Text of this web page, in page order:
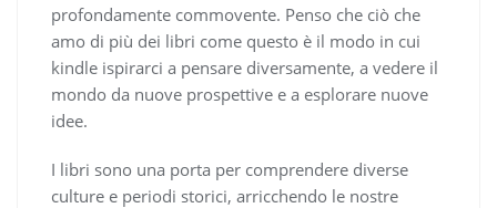
profondamente commovente. Penso che ciò che
amo di più dei libri come questo è il modo in cui
kindle ispirarci a pensare diversamente, a vedere il
mondo da nuove prospettive e a esplorare nuove
idee.
I libri sono una porta per comprendere diverse
culture e periodi storici, arricchendo le nostre